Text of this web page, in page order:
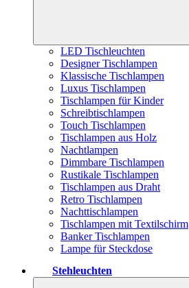
LED Tischleuchten
Designer Tischlampen
Klassische Tischlampen
Luxus Tischlampen
Tischlampen für Kinder
Schreibtischlampen
Touch Tischlampen
Tischlampen aus Holz
Nachtlampen
Dimmbare Tischlampen
Rustikale Tischlampen
Tischlampen aus Draht
Retro Tischlampen
Nachttischlampen
Tischlampen mit Textilschirm
Banker Tischlampen
Lampe für Steckdose
Stehleuchten